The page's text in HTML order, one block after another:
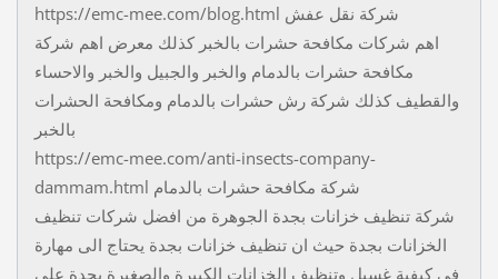
https://emc-mee.com/blog.html شركة نقل عفش
اهم شركات مكافحة حشرات بالخبر كذلك معرض اهم شركة
مكافحة حشرات بالدمام والخبر والجبيل والخبر والاحساء
والقطيف كذلك شركة رش حشرات بالدمام ومكافحة الحشرات
بالخبر
https://emc-mee.com/anti-insects-company-
dammam.html شركة مكافحة حشرات بالدمام
شركة تنظيف خزانات بجدة الجوهرة من افضل شركات تنظيف
الخزانات بجدة حيث ان تنظيف خزانات بجدة يحتاج الى مهارة
فى كيفية غسيل وتنظيف الخزانات الكبيرة والصغيرة بجدة على